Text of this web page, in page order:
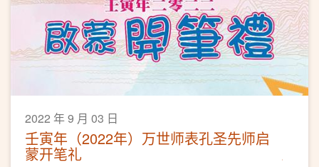
2022 年 9 月 03 日
壬寅年（2022年）万世师表孔圣先师启
蒙开笔礼